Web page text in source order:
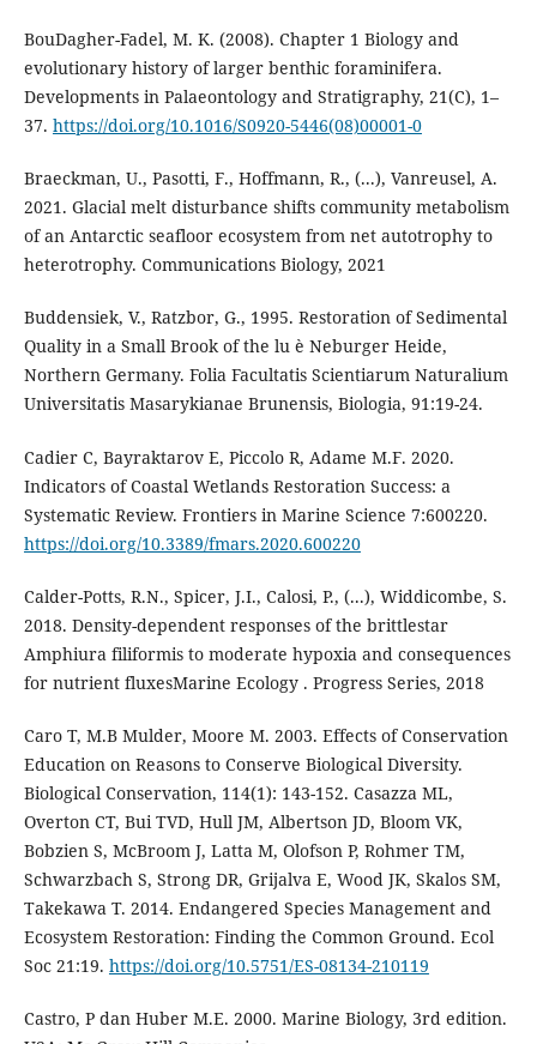
BouDagher-Fadel, M. K. (2008). Chapter 1 Biology and
evolutionary history of larger benthic foraminifera.
Developments in Palaeontology and Stratigraphy, 21(C), 1–
37. https://doi.org/10.1016/S0920-5446(08)00001-0
Braeckman, U., Pasotti, F., Hoffmann, R., (...), Vanreusel, A.
2021. Glacial melt disturbance shifts community metabolism
of an Antarctic seafloor ecosystem from net autotrophy to
heterotrophy. Communications Biology, 2021
Buddensiek, V., Ratzbor, G., 1995. Restoration of Sedimental
Quality in a Small Brook of the lu è Neburger Heide,
Northern Germany. Folia Facultatis Scientiarum Naturalium
Universitatis Masarykianae Brunensis, Biologia, 91:19-24.
Cadier C, Bayraktarov E, Piccolo R, Adame M.F. 2020.
Indicators of Coastal Wetlands Restoration Success: a
Systematic Review. Frontiers in Marine Science 7:600220.
https://doi.org/10.3389/fmars.2020.600220
Calder-Potts, R.N., Spicer, J.I., Calosi, P., (...), Widdicombe, S.
2018. Density-dependent responses of the brittlestar
Amphiura filiformis to moderate hypoxia and consequences
for nutrient fluxesMarine Ecology . Progress Series, 2018
Caro T, M.B Mulder, Moore M. 2003. Effects of Conservation
Education on Reasons to Conserve Biological Diversity.
Biological Conservation, 114(1): 143-152. Casazza ML,
Overton CT, Bui TVD, Hull JM, Albertson JD, Bloom VK,
Bobzien S, McBroom J, Latta M, Olofson P, Rohmer TM,
Schwarzbach S, Strong DR, Grijalva E, Wood JK, Skalos SM,
Takekawa T. 2014. Endangered Species Management and
Ecosystem Restoration: Finding the Common Ground. Ecol
Soc 21:19. https://doi.org/10.5751/ES-08134-210119
Castro, P dan Huber M.E. 2000. Marine Biology, 3rd edition.